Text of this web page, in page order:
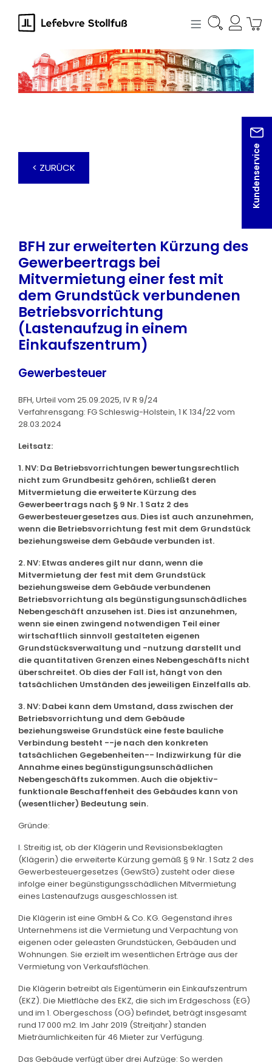
springen
Kundenservice
< ZURÜCK
BFH zur erweiterten Kürzung des
Gewerbeertrags bei
Mitvermietung einer fest mit
dem Grundstück verbundenen
Betriebsvorrichtung
(Lastenaufzug in einem
Einkaufszentrum)
Gewerbesteuer
BFH, Urteil vom 25.09.2025, IV R 9/24
Verfahrensgang: FG Schleswig-Holstein, 1 K 134/22 vom
28.03.2024
Leitsatz:
1. NV: Da Betriebsvorrichtungen bewertungsrechtlich
nicht zum Grundbesitz gehören, schließt deren
Mitvermietung die erweiterte Kürzung des
Gewerbeertrags nach § 9 Nr. 1 Satz 2 des
Gewerbesteuergesetzes aus. Dies ist auch anzunehmen,
wenn die Betriebsvorrichtung fest mit dem Grundstück
beziehungsweise dem Gebäude verbunden ist.
2. NV: Etwas anderes gilt nur dann, wenn die
Mitvermietung der fest mit dem Grundstück
beziehungsweise dem Gebäude verbundenen
Betriebsvorrichtung als begünstigungsunschädliches
Nebengeschäft anzusehen ist. Dies ist anzunehmen,
wenn sie einen zwingend notwendigen Teil einer
wirtschaftlich sinnvoll gestalteten eigenen
Grundstücksverwaltung und -nutzung darstellt und
die quantitativen Grenzen eines Nebengeschäfts nicht
überschreitet. Ob dies der Fall ist, hängt von den
tatsächlichen Umständen des jeweiligen Einzelfalls ab.
3. NV: Dabei kann dem Umstand, dass zwischen der
Betriebsvorrichtung und dem Gebäude
beziehungsweise Grundstück eine feste bauliche
Verbindung besteht --je nach den konkreten
tatsächlichen Gegebenheiten-- Indizwirkung für die
Annahme eines begünstigungsunschädlichen
Nebengeschäfts zukommen. Auch die objektiv-
funktionale Beschaffenheit des Gebäudes kann von
(wesentlicher) Bedeutung sein.
Gründe:
I. Streitig ist, ob der Klägerin und Revisionsbeklagten
(Klägerin) die erweiterte Kürzung gemäß § 9 Nr. 1 Satz 2 des
Gewerbesteuergesetzes (GewStG) zusteht oder diese
infolge einer begünstigungsschädlichen Mitvermietung
eines Lastenaufzugs ausgeschlossen ist.
Die Klägerin ist eine GmbH & Co. KG. Gegenstand ihres
Unternehmens ist die Vermietung und Verpachtung von
eigenen oder geleasten Grundstücken, Gebäuden und
Wohnungen. Sie erzielt im wesentlichen Erträge aus der
Vermietung von Verkaufsflächen.
Die Klägerin betreibt als Eigentümerin ein Einkaufszentrum
(EKZ). Die Mietfläche des EKZ, die sich im Erdgeschoss (EG)
und im 1. Obergeschoss (OG) befindet, beträgt insgesamt
rund 17 000 m2. Im Jahr 2019 (Streitjahr) standen
Mieträumlichkeiten für 46 Mieter zur Verfügung.
Das Gebäude verfügt über drei Aufzüge: So werden